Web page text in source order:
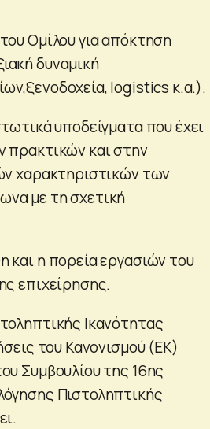
Ομίλου για απόκτηση
δυναμική
logistics κ.α.).
υποδείγματα που έχει
πρακτικών και στην
χαρακτηριστικών των
με τη σχετική
και η πορεία εργασιών του
επιχείρησης.
Ικανότητας
του Κανονισμού (ΕΚ)
Συμβουλίου της 16ης
Πιστοληπτικής